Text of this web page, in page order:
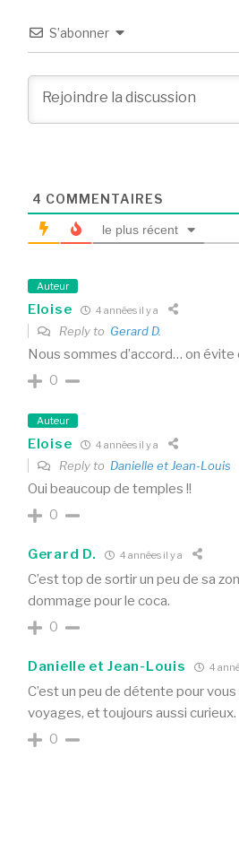
S’abonner
4 COMMENTAIRES
le plus récent
Auteur
Eloise 4 années il y a
Reply to Gerard D.
Nous sommes d’accord… on évite
0
Auteur
Eloise 4 années il y a
Reply to Danielle et Jean-Louis
Oui beaucoup de temples !!
0
Gerard D. 4 années il y a
C’est top de sortir un peu de sa
dommage pour le coca.
0
Danielle et Jean-Louis 4
C’est un peu de détente pour
voyages, et toujours aussi curieux.
0